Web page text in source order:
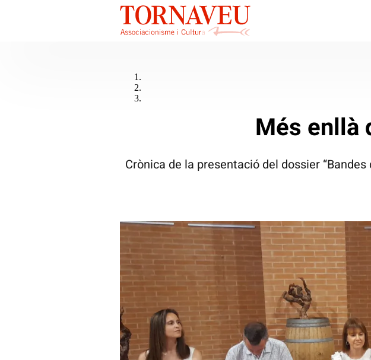
Més enllà
Crònica de la presentació del dossier